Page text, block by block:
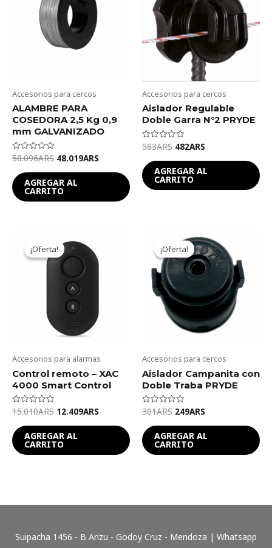
Accesorios para cercos
ALAMBRE PARA
COSEDORA 2,5 Kg 0,9
mm GALVANIZADO
Valorado
en
de
5
58.096ARS 48.019ARS
AGREGAR AL
CARRITO
Accesorios para cercos
Aislador Regulable
Doble Garra N°2 PRYDE
Valorado
en
de
5
583ARS 482ARS
AGREGAR AL
CARRITO
¡Oferta!
¡Oferta!
Accesorios para alarmas
Control remoto – XAC
4000 Smart Control
Valorado
de
5
15.010ARS
price
was:
15.010ARS.
12.409ARS
12.409ARS.
AGREGAR AL
CARRITO
¡Oferta!
¡Oferta!
Accesorios para cercos
Aislador Campanita con
Doble Traba PRYDE
Valorado
de
5
301ARS
price
was:
301ARS.
249ARS
price
is:
249ARS.
AGREGAR AL
CARRITO
Suipacha 1456 - B Arizu - Godoy Cruz - Mendoza | Whatsapp